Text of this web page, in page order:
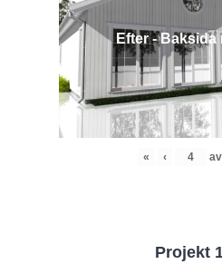
Efter -
« ‹ av
Projekt